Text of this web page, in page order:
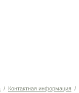
/ Контактная информация /